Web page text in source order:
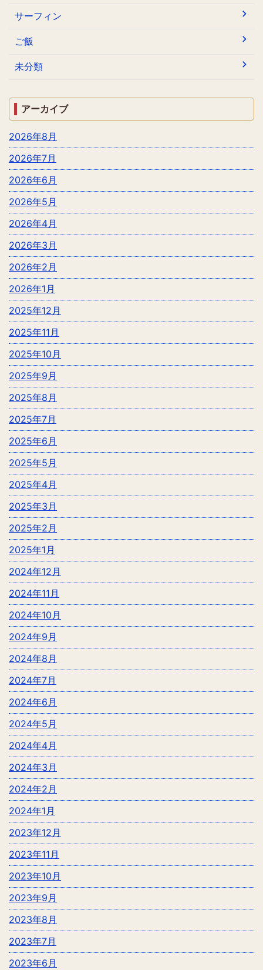
サーフィン
ご飯
未分類
アーカイブ
2026年8月
2026年7月
2026年6月
2026年5月
2026年4月
2026年3月
2026年2月
2026年1月
2025年12月
2025年11月
2025年10月
2025年9月
2025年8月
2025年7月
2025年6月
2025年5月
2025年4月
2025年3月
2025年2月
2025年1月
2024年12月
2024年11月
2024年10月
2024年9月
2024年8月
2024年7月
2024年6月
2024年5月
2024年4月
2024年3月
2024年2月
2024年1月
2023年12月
2023年11月
2023年10月
2023年9月
2023年8月
2023年7月
2023年6月